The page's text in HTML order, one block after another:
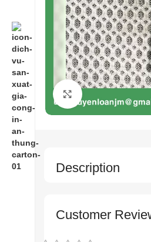
Description
Customer